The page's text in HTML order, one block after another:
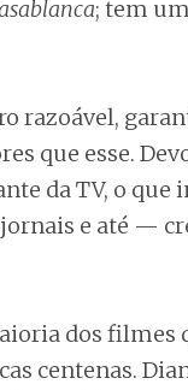
; tem
razoável,
que esse.
da TV, o
e até —
dos filmes
centenas.